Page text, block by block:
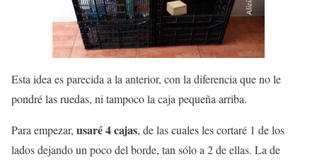
Esta idea es parecida a la anterior, con la diferencia que no le
pondré las ruedas, ni tampoco la caja pequeña arriba.
Para empezar, usaré 4 cajas, de las cuales les cortaré 1 de los
lados dejando un poco del borde, tan sólo a 2 de ellas. La de